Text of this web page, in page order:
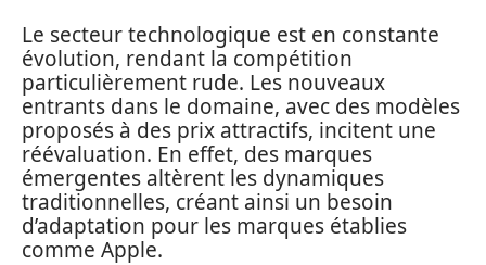
Le secteur technologique est en constante
évolution, rendant la compétition
particulièrement rude. Les nouveaux
entrants dans le domaine, avec des modèles
proposés à des prix attractifs, incitent une
réévaluation. En effet, des marques
émergentes altèrent les dynamiques
traditionnelles, créant ainsi un besoin
d’adaptation pour les marques établies
comme Apple.